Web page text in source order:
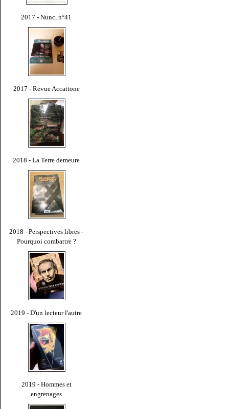
2017 - Nunc, n°41
2017 - Revue Accattone
2018 - La Terre demeure
2018 - Perspectives libres -
Pourquoi combattre ?
2019 - D'un lecteur l'autre
2019 - Hommes et
engrenages